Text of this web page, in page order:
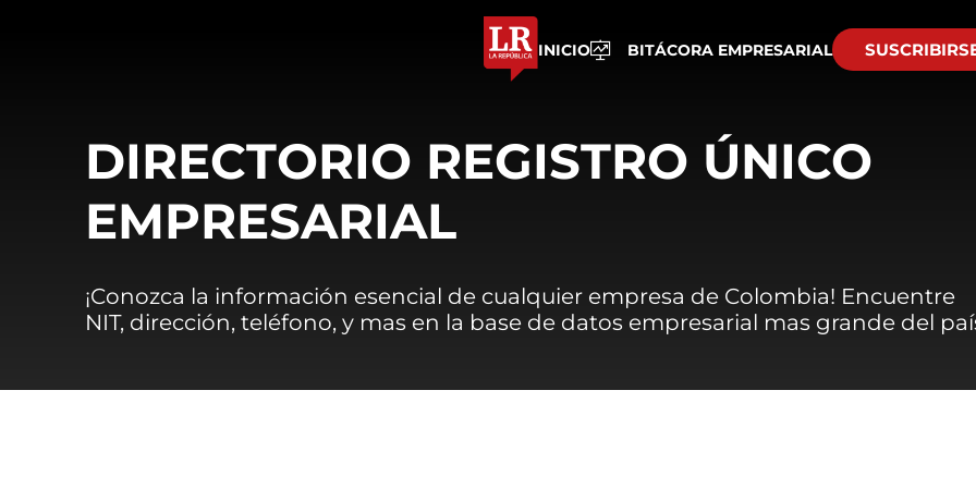
INICIO BITÁCORA EMPRESARIAL
DIRECTORIO REGISTRO ÚNICO
EMPRESARIAL
¡Conozca la información esencial de cualquier empresa de Colombia! Encuentre
NIT, dirección, teléfono, y mas en la base de datos empresarial mas grande del